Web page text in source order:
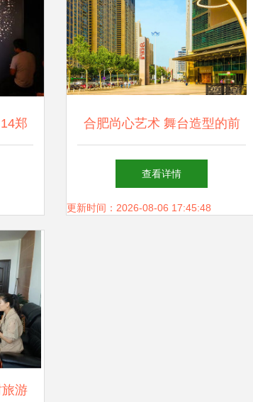
郑
妆
绽
合肥尚心艺术 舞台造型的前
沿探索与商业应用
查看详情
更新时间：2026-08-06 17:45:48
游